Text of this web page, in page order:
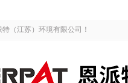
（江苏）环境有限公司！